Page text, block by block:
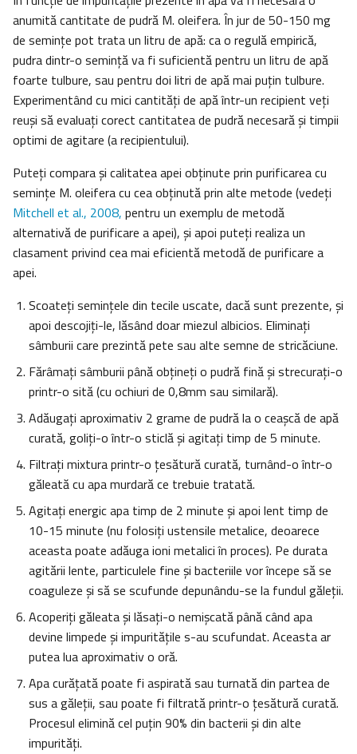
anumită cantitate de pudră M. oleifera. În jur de 50-150 mg
de seminţe pot trata un litru de apă: ca o regulă empirică,
pudra dintr-o seminţă va fi suficientă pentru un litru de apă
foarte tulbure, sau pentru doi litri de apă mai puţin tulbure.
Experimentând cu mici cantităţi de apă într-un recipient veţi
reuşi să evaluaţi corect cantitatea de pudră necesară şi timpii
optimi de agitare (a recipientului).
Puteţi compara şi calitatea apei obţinute prin purificarea cu
seminţe M. oleifera cu cea obţinută prin alte metode (vedeţi
Mitchell et al., 2008, pentru un exemplu de metodă
alternativă de purificare a apei), şi apoi puteţi realiza un
clasament privind cea mai eficientă metodă de purificare a
apei.
Scoateţi seminţele din tecile uscate, dacă sunt prezente, şi
apoi descojiţi-le, lăsând doar miezul albicios. Eliminaţi
sâmburii care prezintă pete sau alte semne de stricăciune.
Fărâmaţi sâmburii până obţineţi o pudră fină şi strecuraţi-o
printr-o sită (cu ochiuri de 0,8mm sau similară).
Adăugaţi aproximativ 2 grame de pudră la o ceaşcă de apă
curată, goliţi-o într-o sticlă şi agitaţi timp de 5 minute.
Filtraţi mixtura printr-o ţesătură curată, turnând-o într-o
găleată cu apa murdară ce trebuie tratată.
Agitaţi energic apa timp de 2 minute şi apoi lent timp de
10-15 minute (nu folosiţi ustensile metalice, deoarece
aceasta poate adăuga ioni metalici în proces). Pe durata
agitării lente, particulele fine şi bacteriile vor începe să se
coaguleze şi să se scufunde depunându-se la fundul găleţii.
Acoperiţi găleata şi lăsaţi-o nemişcată până când apa
devine limpede şi impurităţile s-au scufundat. Aceasta ar
putea lua aproximativ o oră.
Apa curăţată poate fi aspirată sau turnată din partea de
sus a găleţii, sau poate fi filtrată printr-o ţesătură curată.
Procesul elimină cel puţin 90% din bacterii şi din alte
impurităţi.